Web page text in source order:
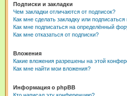
Подписки и закладки
Чем закладки отличаются от подписок?
Как мне сделать закладку или
Как мне подписаться на определённый
Как мне отказаться от подписки?
Вложения
Какие вложения разрешены на этой
Как мне найти мои вложения?
Информация о phpBB